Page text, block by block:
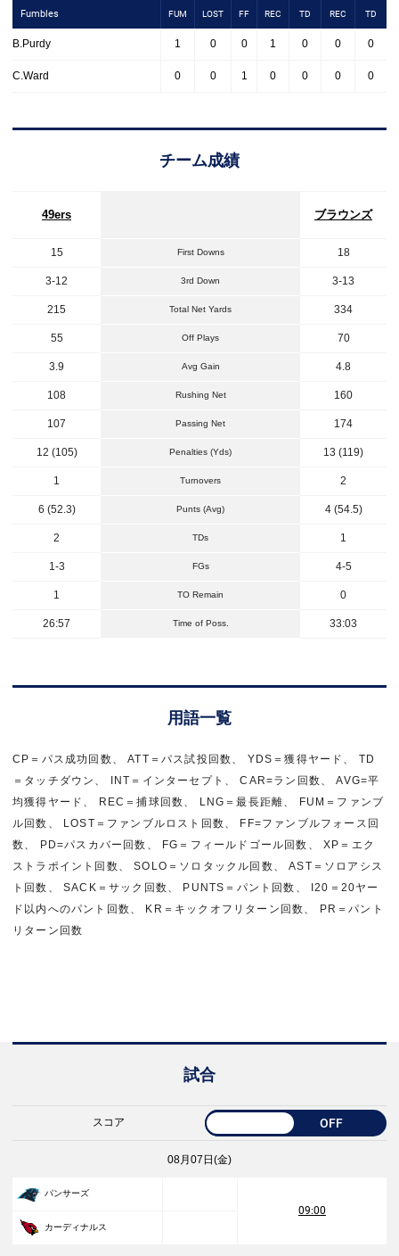
Fumbles FUM LOST FF REC TD REC TD
B.Purdy 1 0 0 1 0 0 0
C.Ward 0 0 1 0 0 0 0
チーム成績
49ers ブラウンズ
15 First Downs 18
3-12 3rd Down 3-13
215 Total Net Yards 334
55 Off Plays 70
3.9 Avg Gain 4.8
108 Rushing Net 160
107 Passing Net 174
12 (105) Penalties (Yds) 13 (119)
1 Turnovers 2
6 (52.3) Punts (Avg) 4 (54.5)
2 TDs 1
1-3 FGs 4-5
1 TO Remain 0
26:57 Time of Poss. 33:03
用語一覧
CP＝パス成功回数、 ATT＝パス試投回数、 YDS＝獲得ヤード、 TD
＝タッチダウン、 INT＝インターセプト、 CAR=ラン回数、 AVG=平
均獲得ヤード、 REC＝捕球回数、 LNG＝最長距離、 FUM＝ファンブ
ル回数、 LOST＝ファンブルロスト回数、 FF=ファンブルフォース回
数、 PD=パスカバー回数、 FG＝フィールドゴール回数、 XP＝エク
ストラポイント回数、 SOLO＝ソロタックル回数、 AST＝ソロアシス
ト回数、 SACK＝サック回数、 PUNTS＝パント回数、 I20＝20ヤー
ド以内へのパント回数、 KR＝キックオフリターン回数、 PR＝パント
リターン回数
試合
スコア OFF
08月07日(金)
パンサーズ
09:00
カーディナルス